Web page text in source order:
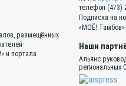
размещённых
и портала
телефон (473)
Подписка на
«МОЁ! Тамбов»
Наши
Альянс
региональных